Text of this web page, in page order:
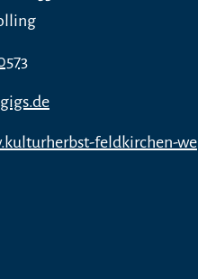
feldkirchen-we